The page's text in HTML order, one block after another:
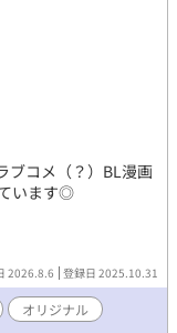
ブコメ（？）BL漫画
います◎
2026.8.6 登録日 2025.10.31
オリジナル